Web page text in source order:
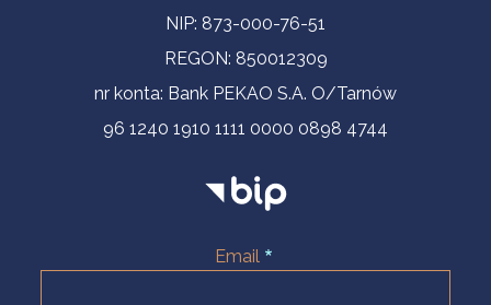
NIP: 873-000-76-51
REGON: 850012309
nr konta: Bank PEKAO S.A. O/Tarnów
96 1240 1910 1111 0000 0898 4744
Email